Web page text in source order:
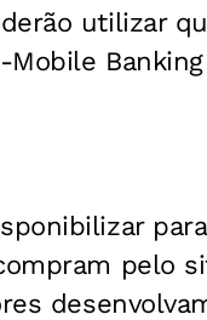
utilizar
pelo